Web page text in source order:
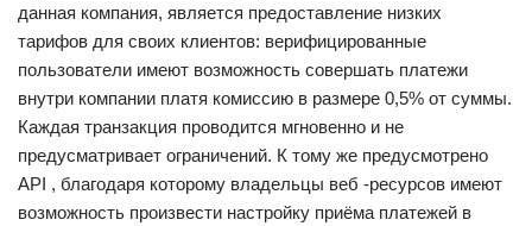
данная компания, является предоставление низких
тарифов для своих клиентов: верифицированные
пользователи имеют возможность совершать платежи
внутри компании платя комиссию в размере 0,5% от суммы.
Каждая транзакция проводится мгновенно и не
предусматривает ограничений. К тому же предусмотрено
API , благодаря которому владельцы веб -ресурсов имеют
возможность произвести настройку приёма платежей в